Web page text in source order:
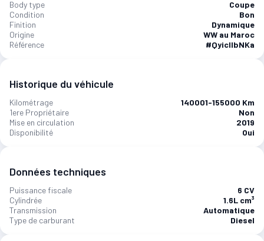
Body type
Coupe
Condition
Bon
Finition
Dynamique
Origine
WW au Maroc
Référence
#QyicIlbNKa
Historique du véhicule
Kilométrage
140001-155000 Km
1ere Propriétaire
Non
Mise en circulation
2019
Disponibilité
Oui
Données techniques
Puissance fiscale
6 CV
Cylindrée
1.6L cm³
Transmission
Automatique
Type de carburant
Diesel